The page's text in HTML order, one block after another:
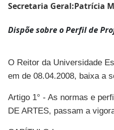
Secretaria Geral:Patrícia
Dispõe sobre o Perfil de
O Reitor da Universidade
em de 08.04.2008, baixa a
Artigo 1° - As normas e
DE ARTES, passam a